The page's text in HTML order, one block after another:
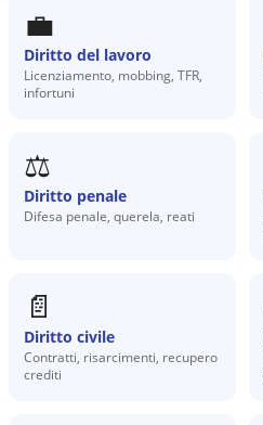
💼
Diritto del lavoro
Licenziamento, mobbing, TFR,
infortuni
⚖️
Diritto penale
Difesa penale, querela, reati
📄
Diritto civile
Contratti, risarcimenti, recupero
crediti